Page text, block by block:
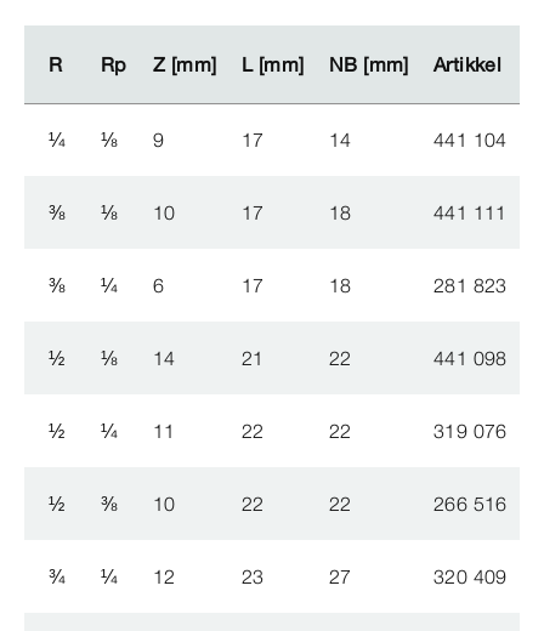
R Rp Z [mm] L [mm] NB [mm] Artikkel
R Rp Z [mm] L [mm] NB [mm] Artikkel
¼ ⅛ 9 17 14 441 104
⅜ ⅛ 10 17 18 441 111
⅜ ¼ 6 17 18 281 823
½ ⅛ 14 21 22 441 098
½ ¼ 11 22 22 319 076
½ ⅜ 10 22 22 266 516
¾ ¼ 12 23 27 320 409